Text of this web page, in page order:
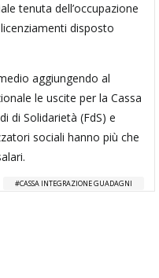
tenuta dell’occupazione
disposto
aggiungendo al
le uscite per la Cassa
di Solidarietà (FdS) e
sociali hanno più che
CASSA INTEGRAZIONE GUADAGNI